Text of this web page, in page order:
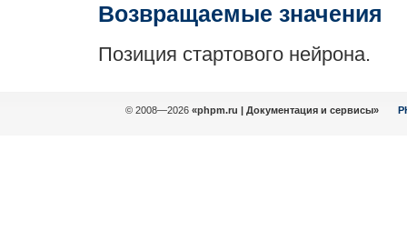
Возвращаемые значения
Позиция стартового нейрона.
© 2008—2026 «phpm.ru | Документация и сервисы»